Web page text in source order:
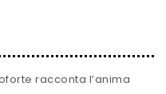
racconta l’anima